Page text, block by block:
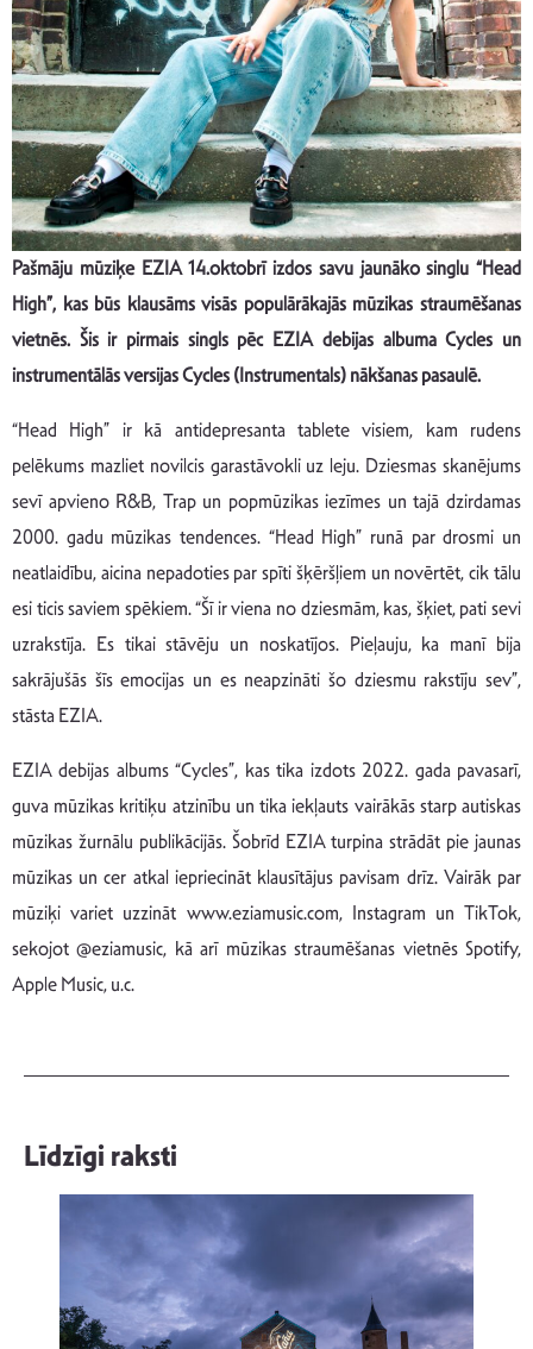
Pašmāju mūziķe EZIA 14.oktobrī izdos savu jaunāko singlu “Head
High”, kas būs klausāms visās populārākajās mūzikas straumēšanas
vietnēs. Šis ir pirmais singls pēc EZIA debijas albuma Cycles un
instrumentālās versijas Cycles (Instrumentals) nākšanas pasaulē.
“Head High” ir kā antidepresanta tablete visiem, kam rudens
pelēkums mazliet novilcis garastāvokli uz leju. Dziesmas skanējums
sevī apvieno R&B, Trap un popmūzikas iezīmes un tajā dzirdamas
2000. gadu mūzikas tendences. “Head High” runā par drosmi un
neatlaidību, aicina nepadoties par spīti šķēršļiem un novērtēt, cik tālu
esi ticis saviem spēkiem. “Šī ir viena no dziesmām, kas, šķiet, pati sevi
uzrakstīja. Es tikai stāvēju un noskatījos. Pieļauju, ka manī bija
sakrājušās šīs emocijas un es neapzināti šo dziesmu rakstīju sev”,
stāsta EZIA.
EZIA debijas albums “Cycles”, kas tika izdots 2022. gada pavasarī,
guva mūzikas kritiķu atzinību un tika iekļauts vairākās starp autiskas
mūzikas žurnālu publikācijās. Šobrīd EZIA turpina strādāt pie jaunas
mūzikas un cer atkal iepriecināt klausītājus pavisam drīz. Vairāk par
mūziķi variet uzzināt www.eziamusic.com, Instagram un TikTok,
sekojot @eziamusic, kā arī mūzikas straumēšanas vietnēs Spotify,
Apple Music, u.c.
Līdzīgi raksti